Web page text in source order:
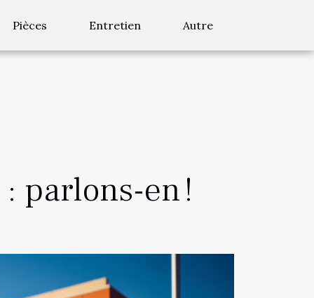
Pièces Entretien Autre
parlons-en !